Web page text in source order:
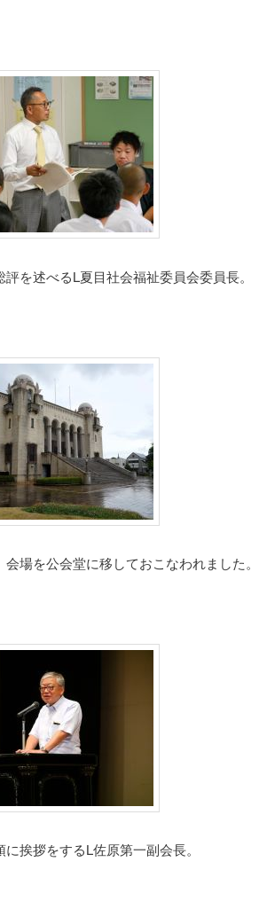
を述べるL夏目社会福祉委員会委員長。
場を公会堂に移しておこなわれました。
挨拶をするL佐原第一副会長。